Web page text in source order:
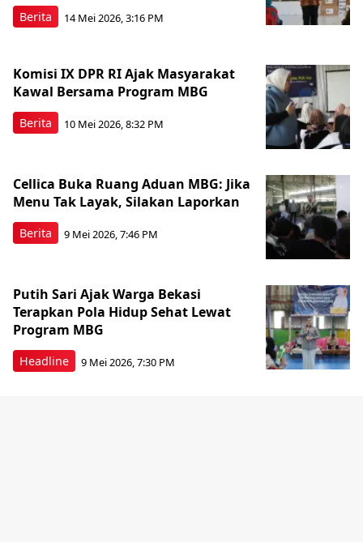
Berita 14 Mei 2026, 3:16 PM
Berita
Komisi IX DPR RI Ajak Masyarakat
Kawal Bersama Program MBG
10 Mei 2026, 8:32 PM
Berita
Cellica Buka Ruang Aduan MBG: Jika
Menu Tak Layak, Silakan Laporkan
9 Mei 2026, 7:46 PM
Headline
Putih Sari Ajak Warga Bekasi
Terapkan Pola Hidup Sehat Lewat
Program MBG
9 Mei 2026, 7:30 PM